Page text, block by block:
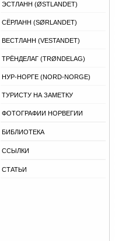
ЭСТЛАНН (ØSTLANDET)
СЁРЛАНН (SØRLANDET)
ВЕСТЛАНН (VESTANDET)
ТРЁНДЕЛАГ (TRØNDELAG)
НУР-НОРГЕ (NORD-NORGE)
ТУРИСТУ НА ЗАМЕТКУ
ФОТОГРАФИИ НОРВЕГИИ
БИБЛИОТЕКА
ССЫЛКИ
СТАТЬИ